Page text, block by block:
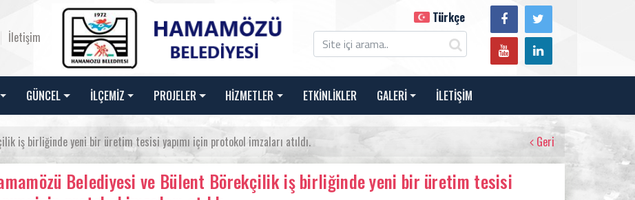
İletişim
Türkçe
GÜNCEL İLÇEMİZ PROJELER HİZMETLER ETKİNLİKLER GALERİ İLETİŞİM
iş birliğinde yeni bir üretim tesisi yapımı için protokol imzaları atıldı. Geri
Belediyesi ve Bülent Börekçilik iş birliğinde yeni bir üretim tesisi